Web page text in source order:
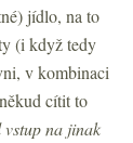
jídlo, na to
(i když tedy
v kombinaci
cítit to
na jinak